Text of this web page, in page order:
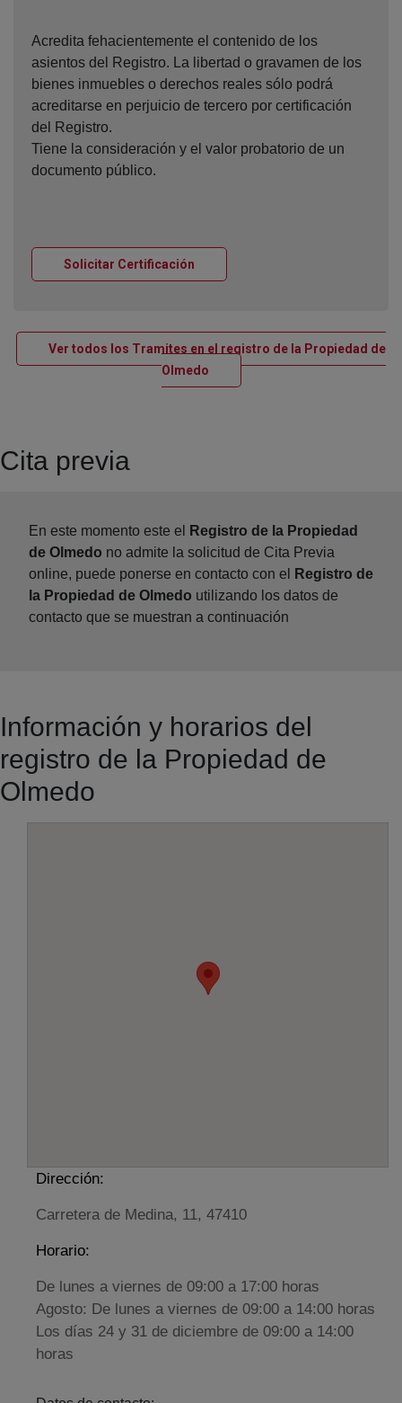
Acredita fehacientemente el contenido de los
asientos del Registro. La libertad o gravamen de los
bienes inmuebles o derechos reales sólo podrá
acreditarse en perjuicio de tercero por certificación
del Registro.
Tiene la consideración y el valor probatorio de un
documento público.
Solicitar Certificación
Ver todos los Tramites en el registro de la Propiedad de
OlmedoVentana nueva
Cita previa
En este momento este el
Registro de la Propiedad
de Olmedo no admite la solicitud de Cita Previa
online, puede ponerse en contacto con el
Registro de
la Propiedad de Olmedo utilizando los datos de
contacto que se muestran a continuación
Información y horarios del
registro de la Propiedad de
Olmedo
Dirección:
Carretera de Medina, 11, 47410
Horario:
De lunes a viernes de 09:00 a 17:00 horas
Agosto: De lunes a viernes de 09:00 a 14:00 horas
Los días 24 y 31 de diciembre de 09:00 a 14:00
horas